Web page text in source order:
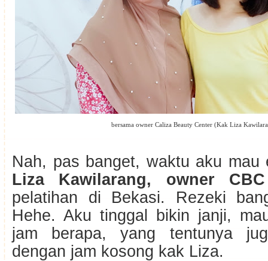
bersama owner Caliza Beauty Center (Kak Liza
Nah, pas banget, waktu aku
Liza Kawilarang, owner CBC
pelatihan di Bekasi. Rezeki
Hehe. Aku tinggal bikin janji,
jam berapa, yang tentunya
dengan jam kosong kak Liza.